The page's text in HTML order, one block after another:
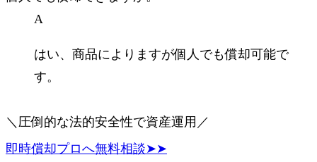
A
はい、商品によりますが個人でも償却可能で
す。
＼圧倒的な法的安全性で資産運用／
即時償却プロへ無料相談➤➤